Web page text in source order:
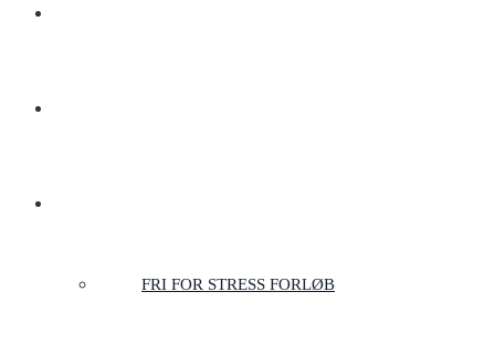
FRI FOR STRESS FORLØB